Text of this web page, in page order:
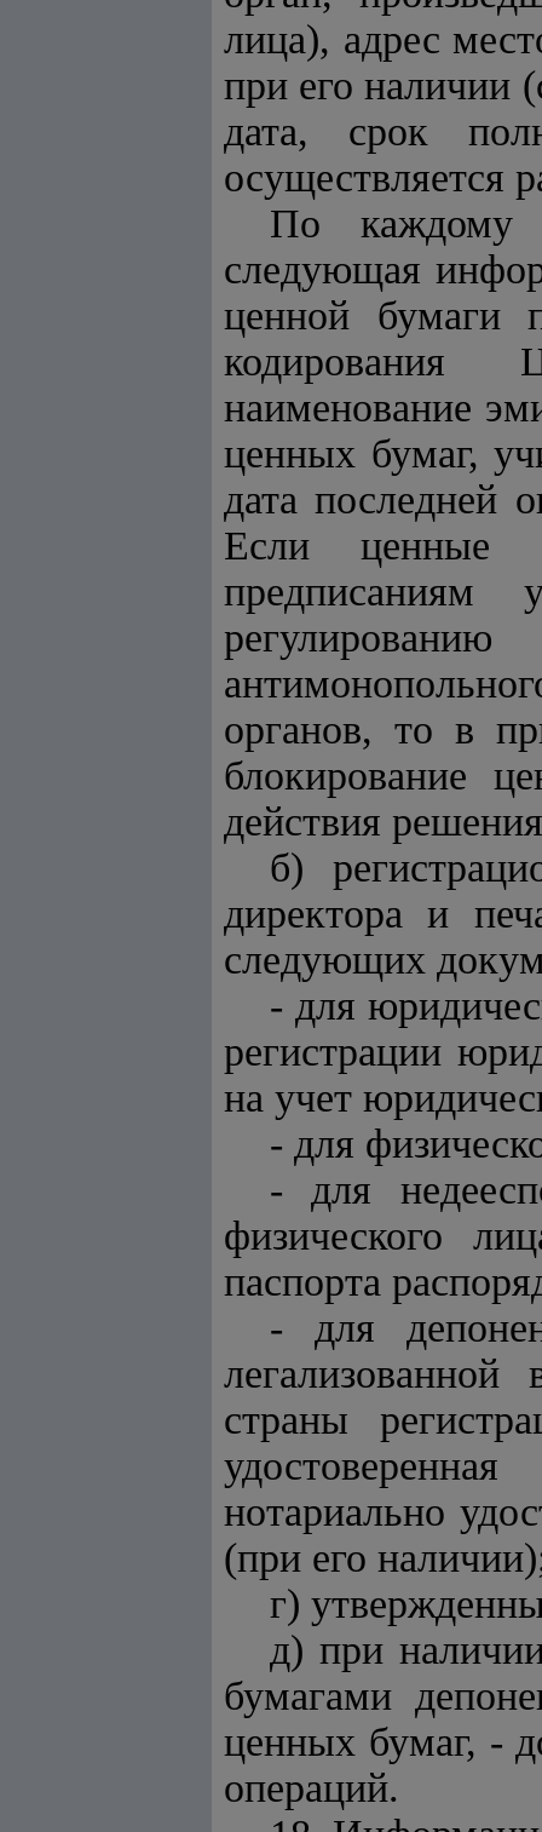
лица), адрес
при его наличии
дата, срок
осуществляется
По каждому
следующая
ценной бумаги
кодирования
наименование
ценных бумаг,
дата последней
Если ценные
предписаниям
органов, то в
блокирование
действия
б)
директора и
следующих
- для
регистрации
на учет
- для
- для
физического
паспорта
- для
страны
нотариально
(при его
г)
д) при
бумагами
ценных бумаг, -
операций.